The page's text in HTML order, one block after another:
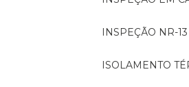
INSPEÇÃO NR-
ISOLAMENTO